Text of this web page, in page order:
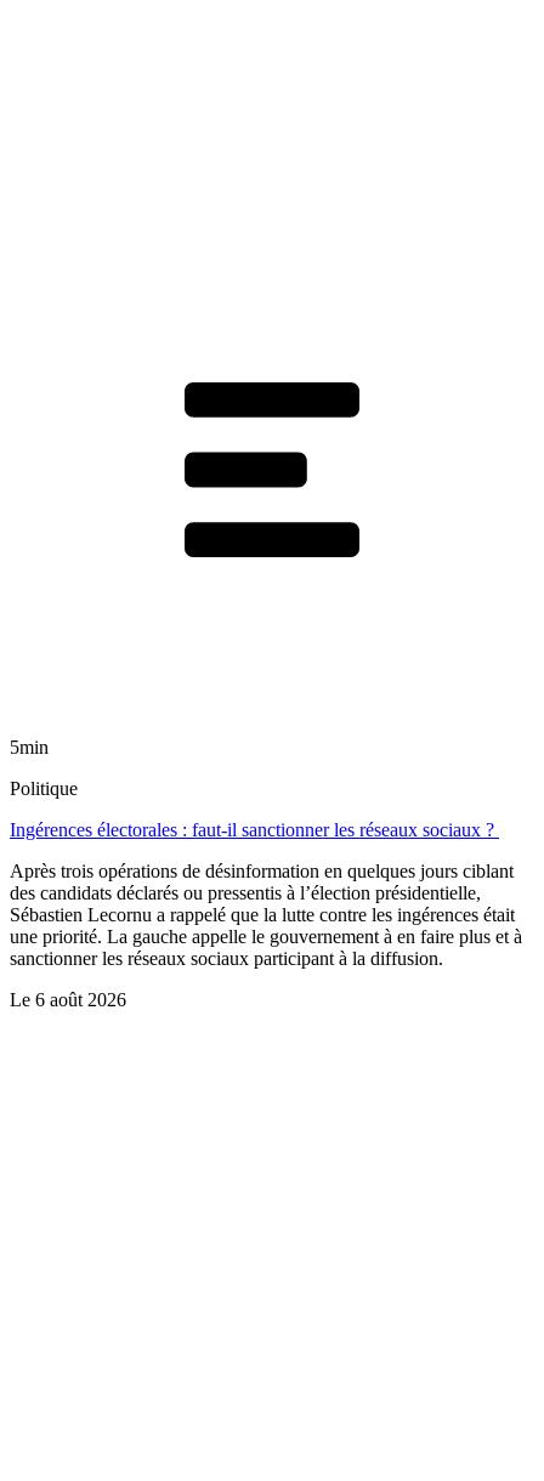
5min
Politique
Ingérences électorales : faut-il sanctionner les réseaux sociaux ?
Après trois opérations de désinformation en quelques jours ciblant
des candidats déclarés ou pressentis à l’élection présidentielle,
Sébastien Lecornu a rappelé que la lutte contre les ingérences était
une priorité. La gauche appelle le gouvernement à en faire plus et à
sanctionner les réseaux sociaux participant à la diffusion.
Le 6 août 2026